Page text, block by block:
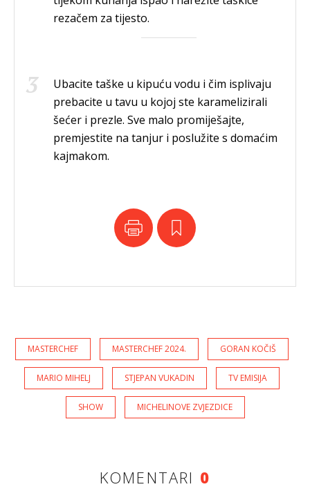
rezačem za tijesto.
Ubacite taške u kipuću vodu i čim isplivaju
prebacite u tavu u kojoj ste karamelizirali
šećer i prezle. Sve malo promiješajte,
premjestite na tanjur i poslužite s domaćim
kajmakom.
MASTERCHEF MASTERCHEF 2024. GORAN KOČIŠ
MARIO MIHELJ STJEPAN VUKADIN TV EMISIJA
SHOW MICHELINOVE ZVJEZDICE
KOMENTARI 0